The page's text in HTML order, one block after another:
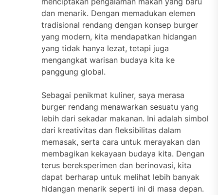
dan menarik. Dengan memadukan elemen
tradisional rendang dengan konsep burger
yang modern, kita mendapatkan hidangan
yang tidak hanya lezat, tetapi juga
mengangkat warisan budaya kita ke
panggung global.
Sebagai penikmat kuliner, saya merasa
burger rendang menawarkan sesuatu yang
lebih dari sekadar makanan. Ini adalah simbol
dari kreativitas dan fleksibilitas dalam
memasak, serta cara untuk merayakan dan
membagikan kekayaan budaya kita. Dengan
terus bereksperimen dan berinovasi, kita
dapat berharap untuk melihat lebih banyak
hidangan menarik seperti ini di masa depan.